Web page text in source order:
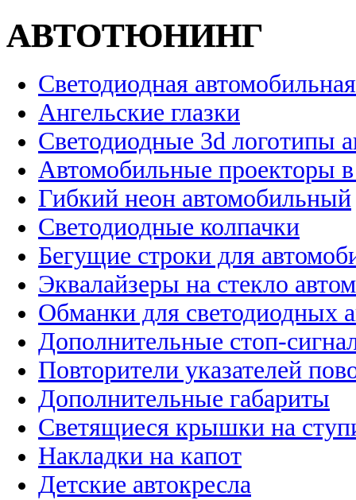
АВТОТЮНИНГ
Светодиодная
Ангельские глазки
Светодиодные 3d логотипы
Автомобильные проекторы
Гибкий неон автомобильный
Светодиодные колпачки
Бегущие строки для
Эквалайзеры на стекло
Обманки для светодиодных
Дополнительные стоп-
Повторители указателей
Дополнительные габариты
Светящиеся крышки на
Накладки на капот
Детские автокресла